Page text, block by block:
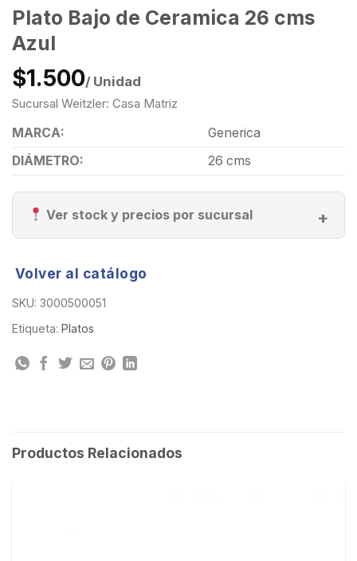
Plato Bajo de Ceramica 26 cms
Azul
$1.500/ Unidad
Sucursal Weitzler: Casa Matriz
MARCA:
Generica
DIÁMETRO:
26 cms
Ver stock y precios por sucursal
Volver al catálogo
SKU: 3000500051
Etiqueta: Platos
Productos Relacionados